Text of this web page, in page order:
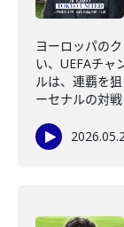
ヨーロッパの
い、UEFAチャ
ルは、連覇を
ーセナルの対